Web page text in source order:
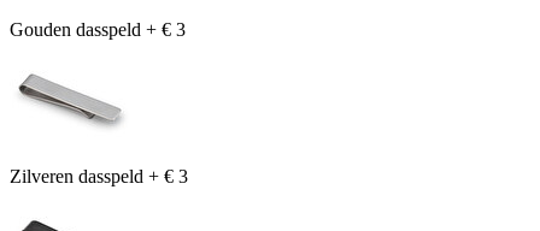
Gouden dasspeld + € 3
Zilveren dasspeld + € 3